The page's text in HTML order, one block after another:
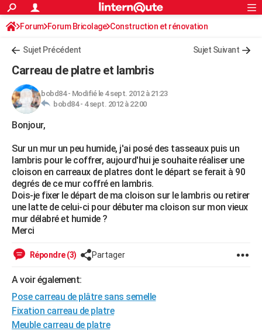
ACTUALITÉS
Politique
Société
Faits Divers
Education
Monde
Villes
+
FINANCE
Retraite
Impôts
Epargne
Immobilier
Risques naturels par ville
Banque
Assurance
Crédit
AUTO
Essais
Réserver un essai
Citadines
Berlines
SUV
Forum auto
+HIGH-TECH
Mobiles
Meilleur smartphone
Internet
Ordinateurs
Jeux vidéo
Guide high-tech
+BRICOLAGE
Forum
Aménagement intérieur
Extérieur
Cuisine
Salle de bains
Jardinage
Rangement
WEEK-END
Guides de France
Escapades
Patrimoine
Expositions
Musées
Week-end nature
LIFESTYLE
Art de vivre
Bien-être
Loisirs
ModeModes de vie
SANTE
Alimentation
Guide de la santé
Maladies
Médicaments
Sommeil
VOYAGE
Destinations
City break
Voyage nature
Voyage de noces
Forum
Climat
PHOTO
GUIDES D'ACHAT
BONS PLANS
Rechercher
S'inscrire
Connexion
Forum Forum Bricolage Construction et rénovation
Sujet Précédent Sujet Suivant
Carreau de platre et lambris
bobd84- Modifié le 4 sept. 2012 à 21:23
bobd84 - 4 sept. 2012 à 22:00
Bonjour,
Sur un mur un peu humide, j'ai posé des tasseaux puis un
lambris pour le coffrer, aujourd'hui je souhaite réaliser une
cloison en carreaux de platres dont le départ se ferait à 90
degrés de ce mur coffré en lambris.
Dois-je fixer le départ de ma cloison sur le lambris ou retirer
une latte de celui-ci pour débuter ma cloison sur mon vieux
mur délabré et humide ?
Merci
Répondre (3) Partager
A voir également:
Pose carreau de plâtre sans semelle
Fixation carreau de platre
Meuble carreau de platre